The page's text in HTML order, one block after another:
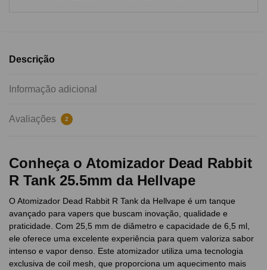
Descrição
Informação adicional
Avaliações 2
Conheça o Atomizador Dead Rabbit
R Tank 25.5mm da Hellvape
O Atomizador Dead Rabbit R Tank da Hellvape é um tanque
avançado para vapers que buscam inovação, qualidade e
praticidade. Com 25,5 mm de diâmetro e capacidade de 6,5 ml,
ele oferece uma excelente experiência para quem valoriza sabor
intenso e vapor denso. Este atomizador utiliza uma tecnologia
exclusiva de coil mesh, que proporciona um aquecimento mais